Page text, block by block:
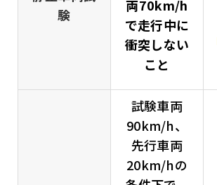
験
両70km/h
で走行中に
衝突しない
こと
試験車両
90km/h、
先行車両
20km/hの